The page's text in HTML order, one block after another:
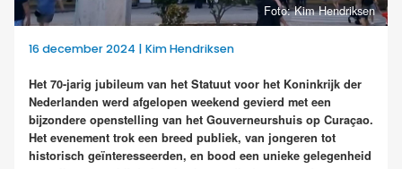
Foto: Kim Hendriksen
16 december 2024 | Kim Hendriksen
Het 70-jarig jubileum van het Statuut voor het Koninkrijk der
Nederlanden werd afgelopen weekend gevierd met een
bijzondere openstelling van het Gouverneurshuis op Curaçao.
Het evenement trok een breed publiek, van jongeren tot
historisch geïnteresseerden, en bood een unieke gelegenheid